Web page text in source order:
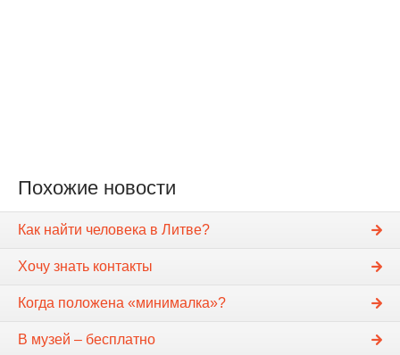
Похожие новости
Как найти человека в Литве?
Хочу знать контакты
Когда положена «минималка»?
В музей – бесплатно